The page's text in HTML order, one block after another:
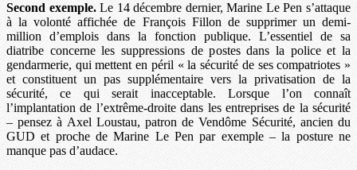
Second exemple.Le 14 décembre dernier, Marine Le Pen s’attaque
à la volonté affichée de François Fillon de supprimer un demi-
million d’emplois dans la fonction publique. L’essentiel de sa
diatribe concerne les suppressions de postes dans la police et la
gendarmerie, qui mettent en péril « la sécurité de ses compatriotes »
et constituent un pas supplémentaire vers la privatisation de la
sécurité, ce qui serait inacceptable. Lorsque l’on connaît
l’implantation de l’extrême-droite dans les entreprises de la sécurité
– pensez à Axel Loustau, patron de Vendôme Sécurité, ancien du
GUD et proche de Marine Le Pen par exemple – la posture ne
manque pas d’audace.